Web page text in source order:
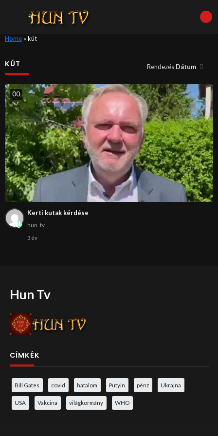
Home» kút
KÚT Rendezés Dátum
00
Kerti kutak kérdése
hun_tv
3 év
Hun Tv
CÍMKÉK
Bill Gates covid hatalom Putyin pénz Ukrajna
USA Vakcina világkormány WHO